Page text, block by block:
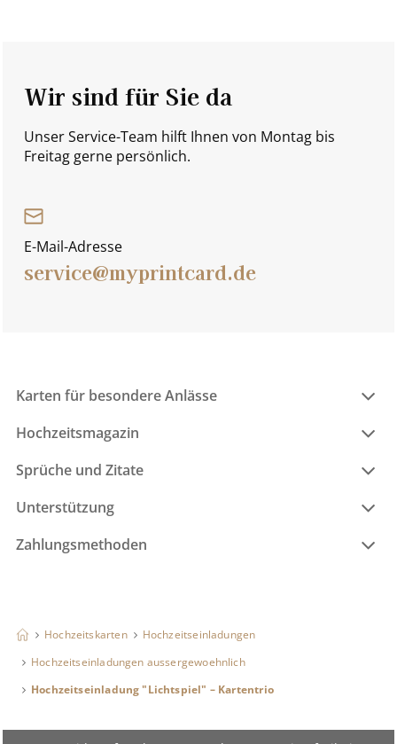
Wir sind für Sie da
Unser Service-Team hilft Ihnen von Montag bis
Freitag gerne persönlich.
E-Mail-Adresse
service@myprintcard.de
Karten für besondere Anlässe
Hochzeitsmagazin
Sprüche und Zitate
Unterstützung
Zahlungsmethoden
Hochzeitskarten
Hochzeitseinladungen
Hochzeitseinladungen aussergewoehnlich
Hochzeitseinladung "Lichtspiel" – Kartentrio